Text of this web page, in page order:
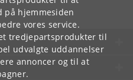
hjemmesiden
vores service.
tredjepartsprodukter til
udvalgte uddannelser
annoncer og til at